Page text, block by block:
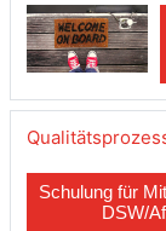
Schulung für
DSW/